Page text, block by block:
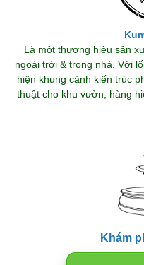
Là một thương hiệu sản
ngoài trời & trong nhà. Với
hiện khung cảnh kiến trúc
thuật cho khu vườn, hàng
Khám